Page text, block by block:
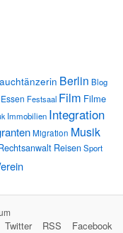
Berlin Blog
Essen Festsaal Film Filme
Immobilien Integration
Migration Musik
ReisenSport
Facebook
RSS
Twitter